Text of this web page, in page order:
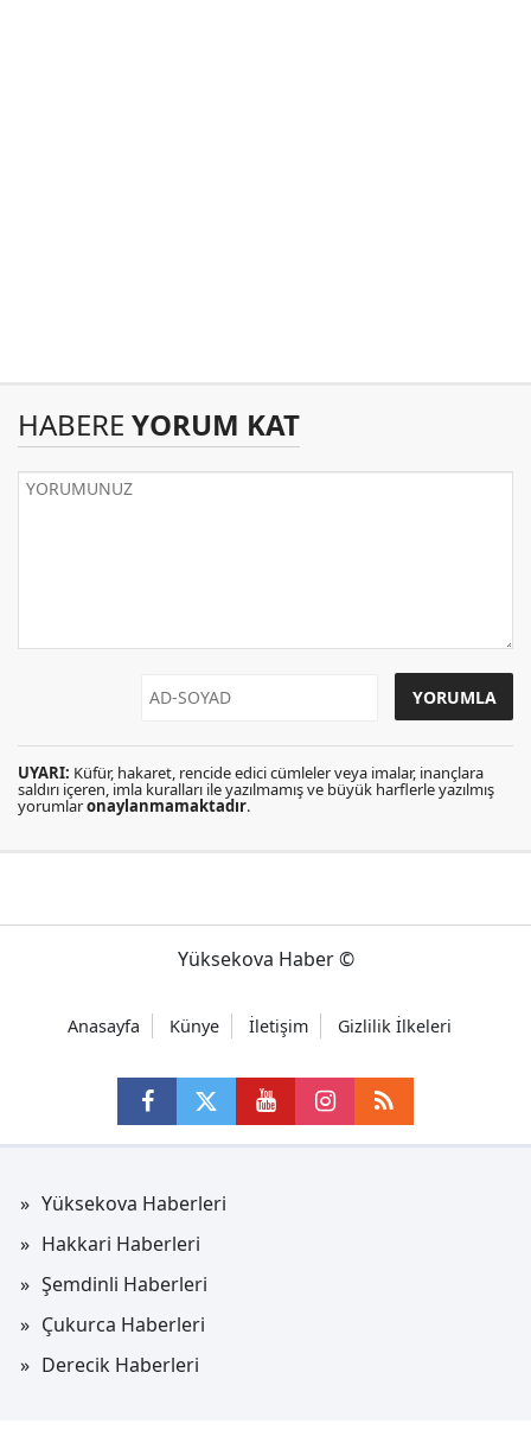
HABERE YORUM KAT
UYARI: Küfür, hakaret, rencide edici cümleler veya imalar, inançlara
saldırı içeren, imla kuralları ile yazılmamış ve büyük harflerle yazılmış
yorumlaronaylanmamaktadır.
Yüksekova Haber ©
Anasayfa Künye İletişim Gizlilik İlkeleri
Yüksekova Haberleri
Hakkari Haberleri
Şemdinli Haberleri
Çukurca Haberleri
Derecik Haberleri